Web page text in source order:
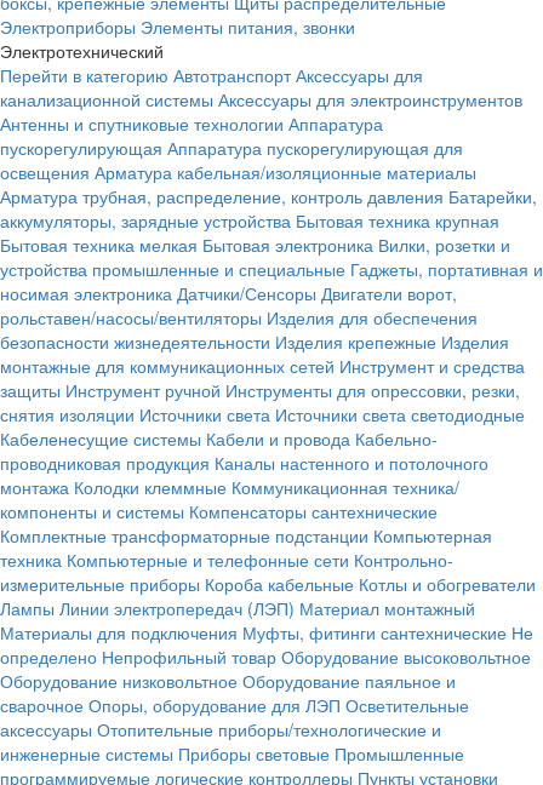
Электроприборы Элементы питания, звонки
Электротехнический
Перейти в категорию Автотранспорт Аксессуары для
канализационной системы Аксессуары для электроинструментов
Антенны и спутниковые технологии Аппаратура
пускорегулирующая Аппаратура пускорегулирующая для
освещения Арматура кабельная/изоляционные материалы
Арматура трубная, распределение, контроль давления Батарейки,
аккумуляторы, зарядные устройства Бытовая техника крупная
Бытовая техника мелкая Бытовая электроника Вилки, розетки и
устройства промышленные и специальные Гаджеты, портативная и
носимая электроника Датчики/Сенсоры Двигатели ворот,
рольставен/насосы/вентиляторы Изделия для обеспечения
безопасности жизнедеятельности Изделия крепежные Изделия
монтажные для коммуникационных сетей Инструмент и средства
защиты Инструмент ручной Инструменты для опрессовки, резки,
снятия изоляции Источники света Источники света светодиодные
Кабеленесущие системы Кабели и провода Кабельно-
проводниковая продукция Каналы настенного и потолочного
монтажа Колодки клеммные Коммуникационная техника/
компоненты и системы Компенсаторы сантехнические
Комплектные трансформаторные подстанции Компьютерная
техника Компьютерные и телефонные сети Контрольно-
измерительные приборы Короба кабельные Котлы и обогреватели
Лампы Линии электропередач (ЛЭП) Материал монтажный
Материалы для подключения Муфты, фитинги сантехнические Не
определено Непрофильный товар Оборудование высоковольтное
Оборудование низковольтное Оборудование паяльное и
сварочное Опоры, оборудование для ЛЭП Осветительные
аксессуары Отопительные приборы/технологические и
инженерные системы Приборы световые Промышленные
программируемые логические контроллеры Пункты установки